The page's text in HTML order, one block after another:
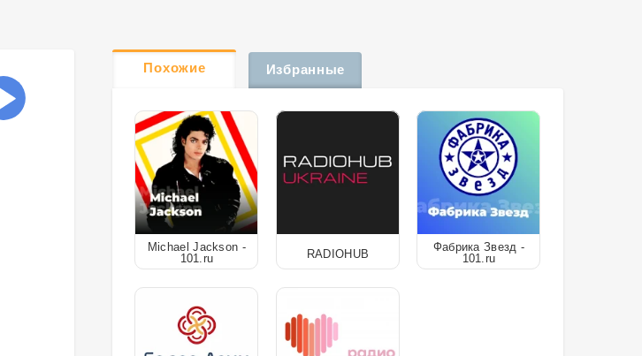
Похожие Избранные
Michael Jackson -
101.ru
RADIOHUB
Фабрика Звезд -
101.ru